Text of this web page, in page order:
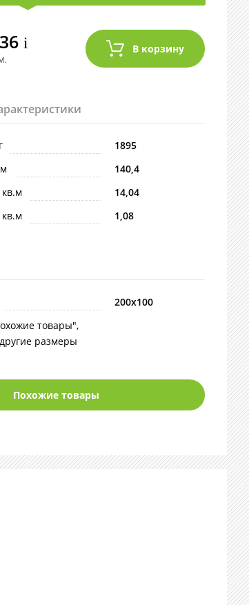
i
1895
140,4
14,04
1,08
200х100
товары",
размеры
Похожие товары